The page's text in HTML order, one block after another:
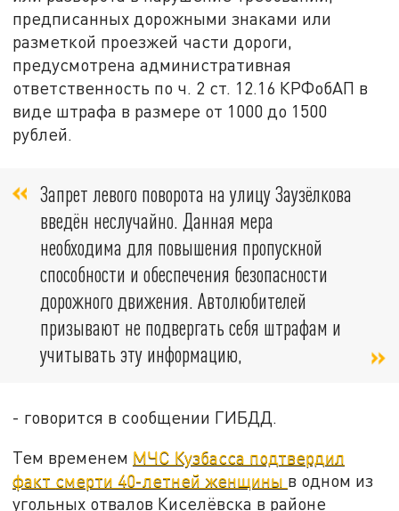
предписанных дорожными знаками или
разметкой проезжей части дороги,
предусмотрена административная
ответственность по ч. 2 ст. 12.16 КРФобАП в
виде штрафа в размере от 1000 до 1500
рублей.
Запрет левого поворота на улицу Заузёлкова
введён неслучайно. Данная мера
необходима для повышения пропускной
способности и обеспечения безопасности
дорожного движения. Автолюбителей
призывают не подвергать себя штрафам и
учитывать эту информацию,
- говорится в сообщении ГИБДД.
Тем временем МЧС Кузбасса подтвердил
факт смерти 40-летней женщины в одном из
угольных отвалов Киселёвска в районе